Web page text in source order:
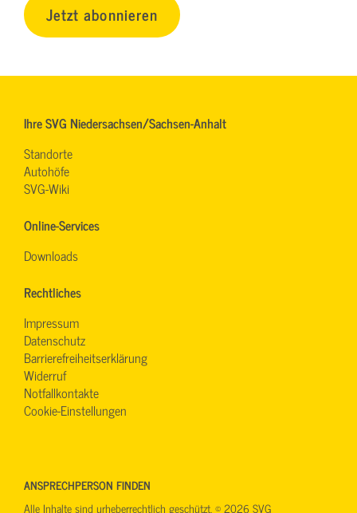
Jetzt abonnieren
Ihre SVG Niedersachsen/Sachsen-Anhalt
Standorte
Autohöfe
SVG-Wiki
Online-Services
Downloads
Rechtliches
Impressum
Datenschutz
Barrierefreiheitserklärung
Widerruf
Notfallkontakte
Cookie-Einstellungen
ANSPRECHPERSON FINDEN
Alle Inhalte sind urheberrechtlich geschützt. © 2026 SVG